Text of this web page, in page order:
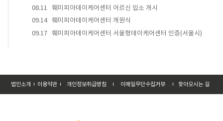
08.11 훼미피아데이케어센터 어르신 입소 개시
09.14 훼미피아데이케어센터 개원식
09.17 훼미피아데이케어센터 서울형데이케어센터 인증(서울시)
법인소개 이용약관 개인정보취급방침 이메일무단수집거부 찾아오시는 길